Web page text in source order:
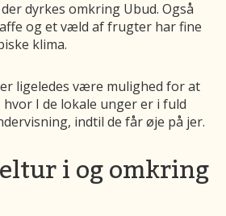
dyrkes omkring Ubud. Også
og et væld af frugter har fine
klima.
ligeledes være mulighed for at
I de lokale unger er i fuld
indtil de får øje på jer.
i og omkring